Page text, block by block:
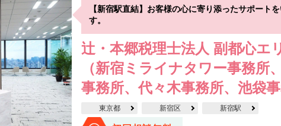
【新宿駅直結】お客様の心に寄り添ったサポート
す。
辻・本郷税理士法人 副都心エ
（新宿ミライナタワー事務所
事務所、代々木事務所、池袋
東京都 新宿区 新宿駅